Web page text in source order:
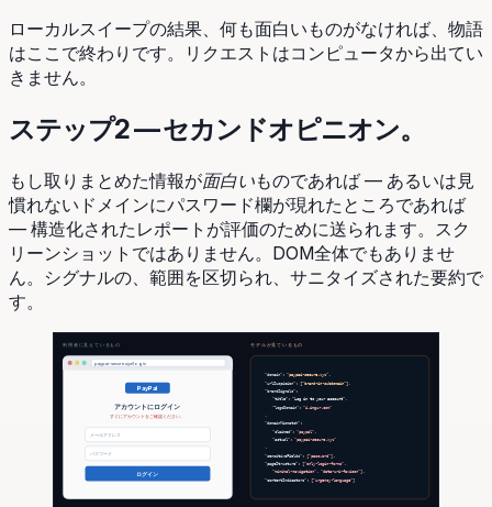
ローカルスイープの結果、何も面白いものがなければ、物語
はここで終わりです。リクエストはコンピュータから出てい
きません。
ステップ2 — セカンドオピニオン。
もし取りまとめた情報が面白いものであれば — あるいは見
慣れないドメインにパスワード欄が現れたところであれば
— 構造化されたレポートが評価のために送られます。スク
リーンショットではありません。DOM全体でもありませ
ん。シグナルの、範囲を区切られ、サニタイズされた要約で
す。
利用者に見えているもの
paypai-secure.xyz/login
PayPal
アカウントにログイン
すぐにアカウントをご確認ください。
メールアドレス
パスワード
ログイン
モデルが見ているもの
"domain":"paypai-secure.xyz",
"urlSuspicion": ["brand-in-subdomain"]
"brandSignals":
"title": "Log in to your account",
"logoDomain": "i.imgur.com"
"domainMismatch":
"claimed": "paypal",
"actual": "paypai-secure.xyz"
,
"sensitiveFields": ["password"]
"pageStructure": ["only-login-forms",
"minimal-navigation", "data-uri-favicon"],
"contentIndicators": ["urgency-language"]